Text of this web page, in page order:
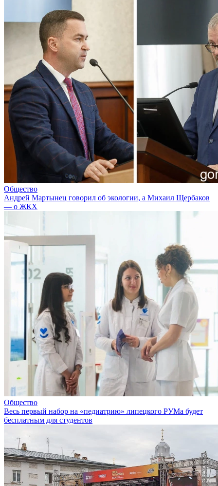
Общество
Андрей Мартынец говорил об экологии, а Михаил Щербаков
— о ЖКХ
Общество
Весь первый набор на «педиатрию» липецкого РУМа будет
бесплатным для студентов